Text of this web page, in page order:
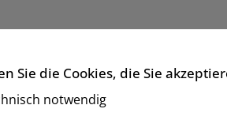
Sie die Cookies, die Sie
notwendig